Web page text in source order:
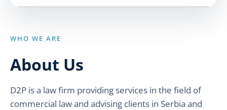
WHO WE ARE
About Us
D2P is a law firm providing services in the field of
commercial law and advising clients in Serbia and